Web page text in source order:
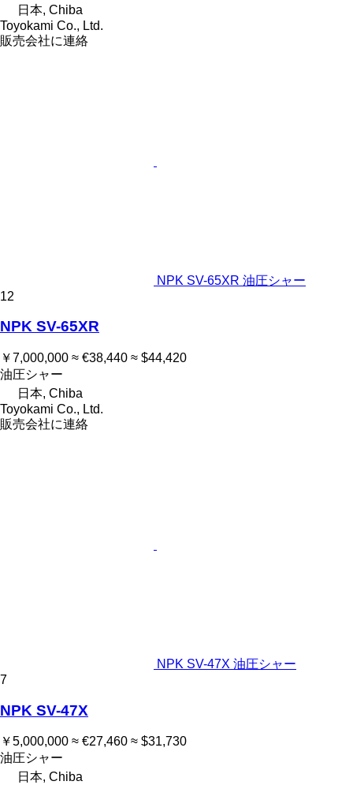
日本, Chiba
Toyokami Co., Ltd.
販売会社に連絡
NPK SV-65XR 油圧シャー
12
NPK SV-65XR
￥7,000,000 ≈ €38,440 ≈ $44,420
油圧シャー
日本, Chiba
Toyokami Co., Ltd.
販売会社に連絡
NPK SV-47X 油圧シャー
7
NPK SV-47X
￥5,000,000 ≈ €27,460 ≈ $31,730
油圧シャー
日本, Chiba